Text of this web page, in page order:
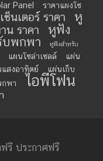
Panel
ราคาแผงโซ
นเตอร์ ราคา
หู
น ราคา
หูฟัง
บพกพา
หูฟังสำหรับ
แผนโซล่าเซลล์
แผ่น
สงอาทิตย์
แผ่นเก็บ
กพา ไอพีโฟน
รี ประกาศฟรี